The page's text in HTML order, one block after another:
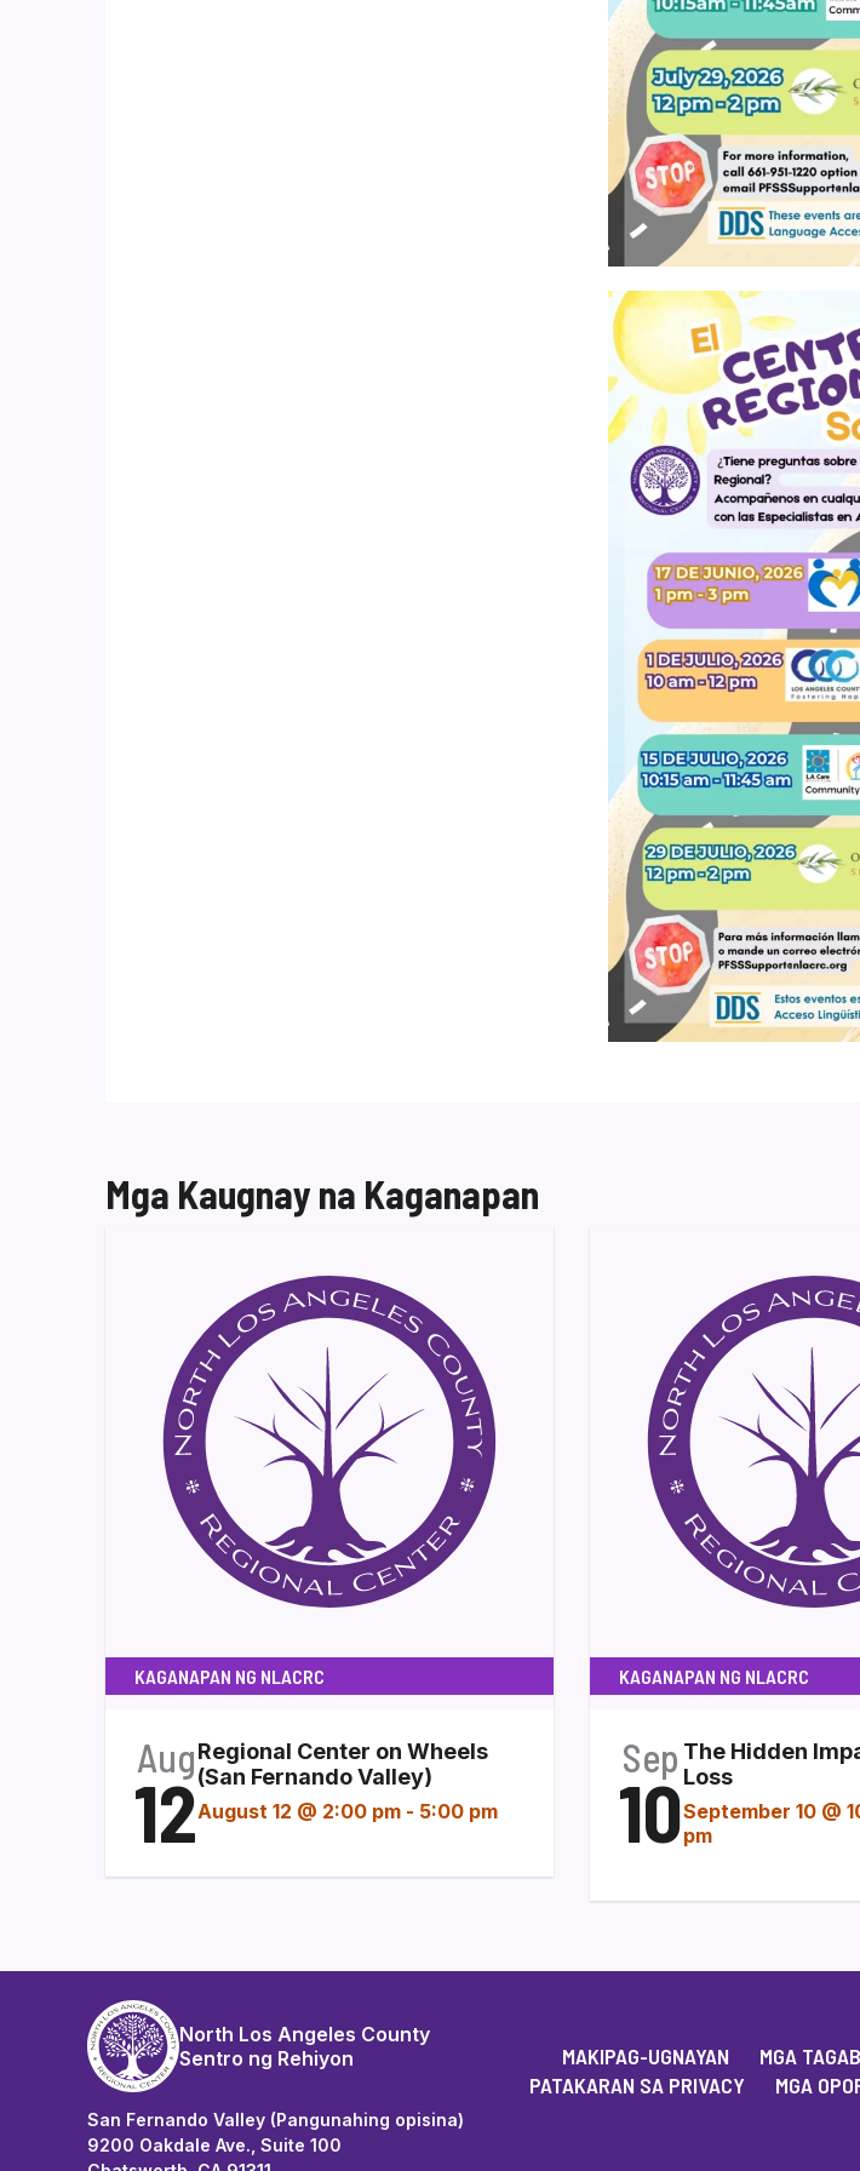
Mga Kaugnay na Kaganapan
KAGANAPAN NG NLACRC
Aug
12
Regional Center on Wheels
(San Fernando Valley)
August 12 @ 2:00 pm - 5:00 pm
KAGANAPAN NG NLACRC
Sep
10
The Hidden
Loss
September 10 @
pm
North Los Angeles County
Sentro ng Rehiyon
San Fernando Valley (Pangunahing opisina)
9200 Oakdale Ave., Suite 100
MAKIPAG-UGNAYAN MGA
PATAKARAN SA PRIVACY
MGA